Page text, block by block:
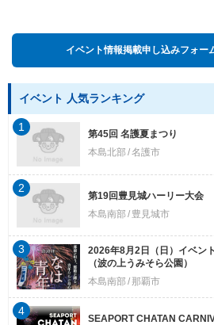
イベント情報掲載申し込みフォー
イベント 人気ランキング
第45回 名護夏まつり
本島北部 名護市
1
第19回豊見城ハーリー大会
本島南部
豊見城市
2
2026年8月2日（日）イベン
（波の上うみそら公園）
本島南部
那覇市
3
SEAPORT CHATAN
4